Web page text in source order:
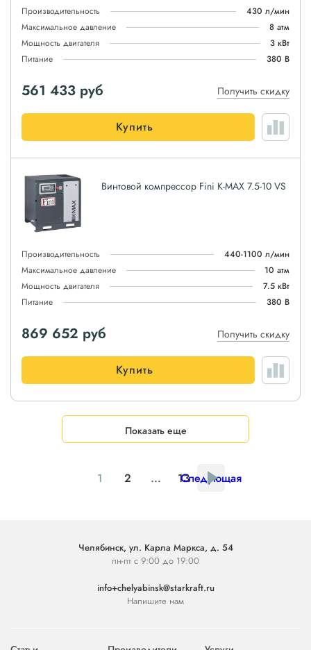
Производительность
430 л/мин
Максимальное давление
8 атм
Мощность двигателя
3 кВт
Питание
380 В
561 433 руб Получить скидку
Купить
Винтовой компрессор Fini K-MAX 7.5-10 VS
Производительность
440-1100 л/мин
Максимальное давление
10 атм
Мощность двигателя
7.5 кВт
Питание
380 В
869 652 руб Получить скидку
Купить
Показать еще
1 2 ... 13
Следующая
Челябинск, ул. Карла Маркса, д. 54
пн-пт с 9:00 до 19:00
info+chelyabinsk@starkraft.ru
Напишите нам